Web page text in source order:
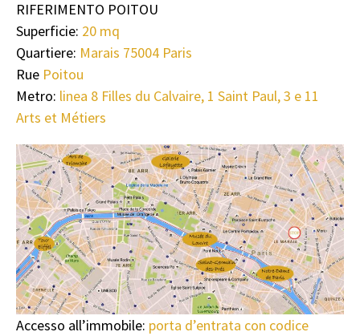
RIFERIMENTO POITOU
Superficie: 20 mq
Quartiere: Marais 75004 Paris
Rue Poitou
Metro: linea 8 Filles du Calvaire, 1 Saint Paul, 3 e 11
Arts et Métiers
Accesso all’immobile: porta d’entrata con codice